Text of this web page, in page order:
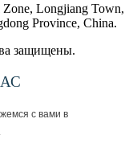
Longjiang Town,
Province, China.
защищены.
с вами в